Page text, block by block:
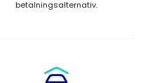
betalningsalternativ.